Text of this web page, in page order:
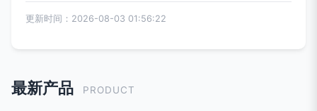
更新时间：2026-08-03 01:56:22
最新产品 PRODUCT